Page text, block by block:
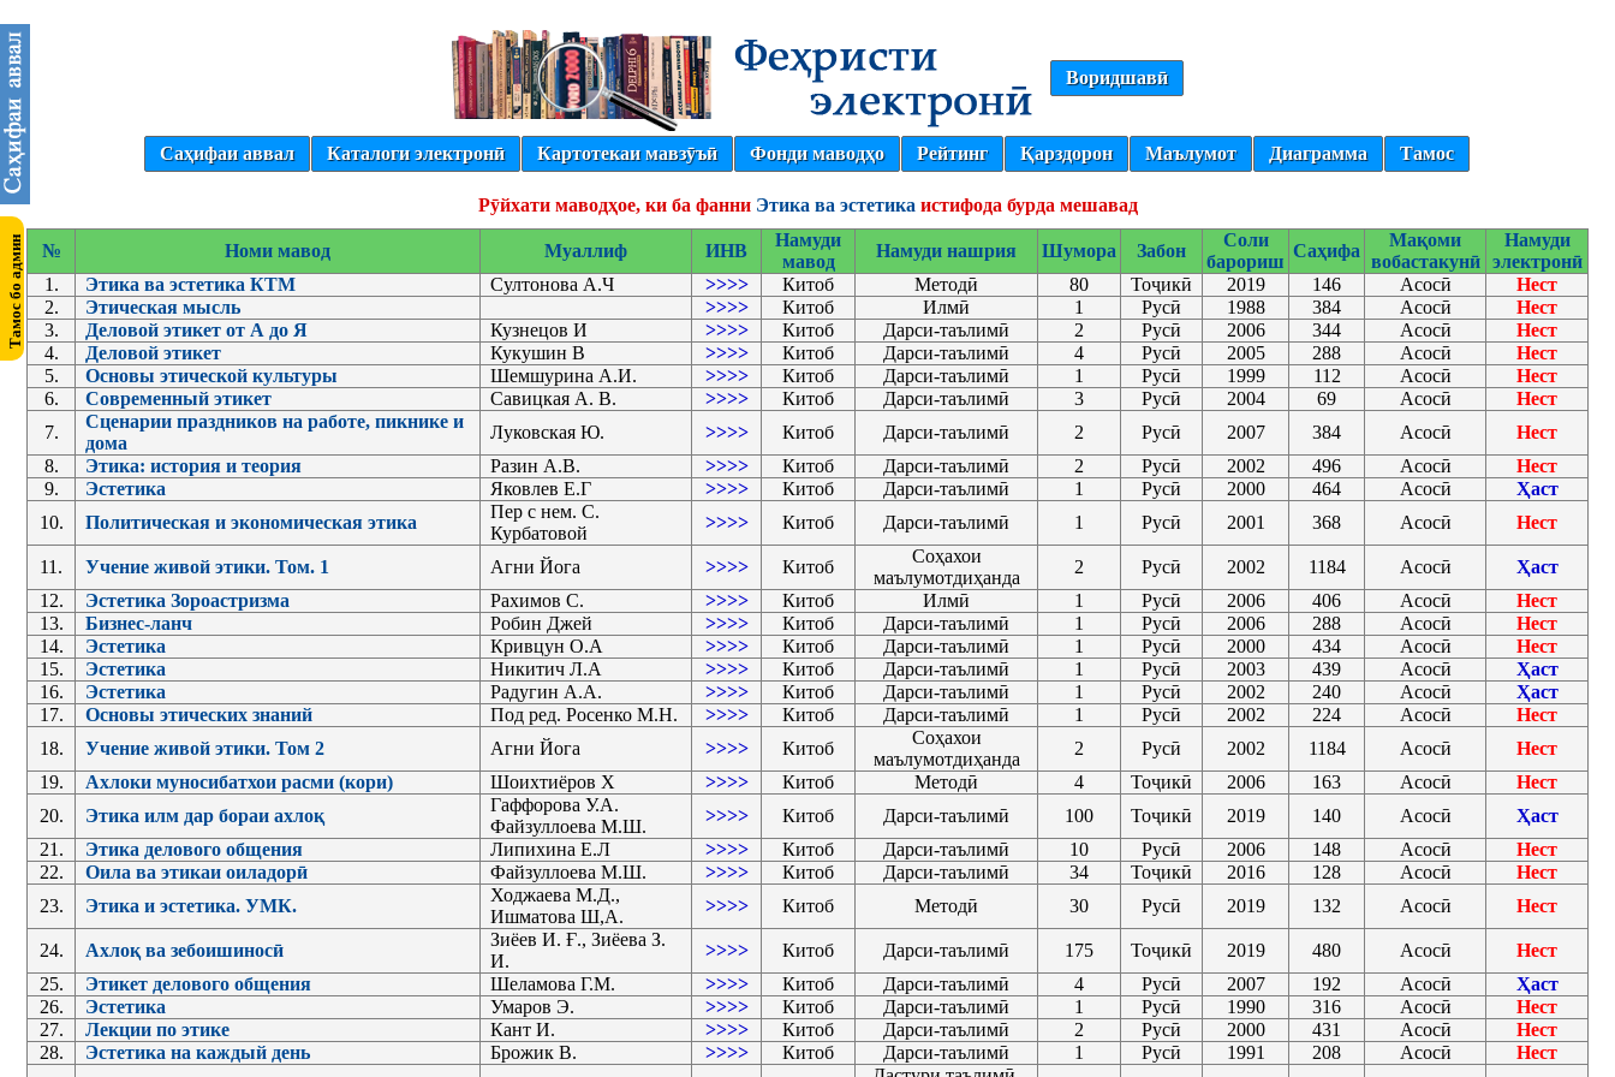
Воридшавӣ
Саҳифаи аввал Каталоги электронӣ Картотекаи мавзӯъӣ Фонди маводҳо Рейтинг Қарздорон Маълумот Диаграмма Тамос
Рӯйхати маводҳое, ки ба фанни Этика ва эстетика истифода бурда мешавад
№ Номи мавод Муаллиф ИНВ
Намуди
мавод
Намуди нашрия Шумора Забон
Соли
барориш
Саҳифа
Мақоми
вобастакунӣ
Намуди
электронӣ
1.
Этика ва эстетика КТМ Султонова А.Ч >>>> Китоб Методӣ 80 Тоҷикӣ 2019 146 Асосӣ
Нест
2.
Этическая мысль >>>> Китоб Илмӣ 1 Русӣ 1988 384 Асосӣ
Нест
3.
Деловой этикет от А до Я Кузнецов И >>>> Китоб Дарси-таълимӣ 2 Русӣ 2006 344 Асосӣ
Нест
4.
Деловой этикет Кукушин В >>>> Китоб Дарси-таълимӣ 4 Русӣ 2005 288 Асосӣ
Нест
5.
Основы этической культуры Шемшурина А.И. >>>> Китоб Дарси-таълимӣ 1 Русӣ 1999 112 Асосӣ
Нест
6.
Современный этикет Савицкая А. В. >>>> Китоб Дарси-таълимӣ 3 Русӣ 2004 69 Асосӣ
Нест
7.
Сценарии праздников на работе, пикнике и
дома
Луковская Ю. >>>> Китоб Дарси-таълимӣ 2 Русӣ 2007 384 Асосӣ
Нест
8.
Этика: история и теория Разин А.В. >>>> Китоб Дарси-таълимӣ 2 Русӣ 2002 496 Асосӣ
Нест
9.
Эстетика Яковлев Е.Г >>>> Китоб Дарси-таълимӣ 1 Русӣ 2000 464 Асосӣ
Ҳаст
10.
Политическая и экономическая этика
Пер с нем. С.
Курбатовой
>>>> Китоб Дарси-таълимӣ 1 Русӣ 2001 368 Асосӣ Нест
11. Учение живой этики. Том. 1 Агни Йога >>>> Китоб
Соҳахои
маълумотдиҳанда
2 Русӣ 2002 1184 Асосӣ
Ҳаст
12.
Эстетика Зороастризма Рахимов С. >>>> Китоб Илмӣ 1 Русӣ 2006 406 Асосӣ
Нест
13.
Бизнес-ланч Робин Джей >>>> Китоб Дарси-таълимӣ 1 Русӣ 2006 288 Асосӣ
Нест
14.
Эстетика Кривцун О.А >>>> Китоб Дарси-таълимӣ 1 Русӣ 2000 434 Асосӣ
Нест
15.
Эстетика Никитич Л.А >>>> Китоб Дарси-таълимӣ 1 Русӣ 2003 439 Асосӣ
Ҳаст
16.
Эстетика Радугин А.А. >>>> Китоб Дарси-таълимӣ 1 Русӣ 2002 240 Асосӣ
Ҳаст
17.
Основы этических знаний Под ред. Росенко М.Н. >>>> Китоб Дарси-таълимӣ 1 Русӣ 2002 224 Асосӣ
Нест
18.
Учение живой этики. Том 2 Агни Йога >>>> Китоб
Соҳахои
маълумотдиҳанда
2 Русӣ 2002 1184 Асосӣ
Нест
19.
Ахлоки муносибатхои расми (кори) Шоихтиёров Х >>>> Китоб Методӣ 4 Тоҷикӣ 2006 163 Асосӣ
Нест
20.
Этика илм дар бораи ахлоқ
Гаффорова У.А.
Файзуллоева М.Ш.
>>>> Китоб Дарси-таълимӣ 100 Тоҷикӣ 2019 140 Асосӣ
Ҳаст
21.
Этика делового общения Липихина Е.Л >>>> Китоб Дарси-таълимӣ 10 Русӣ 2006 148 Асосӣ
Нест
22.
Оила ва этикаи оиладорӣ Файзуллоева М.Ш. >>>> Китоб Дарси-таълимӣ 34 Тоҷикӣ 2016 128 Асосӣ
Нест
23.
Этика и эстетика. УМК.
Ходжаева М.Д.,
Ишматова Ш,А.
>>>> Китоб Методӣ 30 Русӣ 2019 132 Асосӣ Нест
24. Ахлоқ ва зебоишиносӣ
Зиёев И. Ғ., Зиёева З.
И.
>>>> Китоб Дарси-таълимӣ 175 Тоҷикӣ 2019 480 Асосӣ
Нест
25.
Этикет делового общения Шеламова Г.М. >>>> Китоб Дарси-таълимӣ 4 Русӣ 2007 192 Асосӣ
Ҳаст
26.
Эстетика Умаров Э. >>>> Китоб Дарси-таълимӣ 1 Русӣ 1990 316 Асосӣ
Нест
27.
Лекции по этике Кант И. >>>> Китоб Дарси-таълимӣ 2 Русӣ 2000 431 Асосӣ
Нест
28.
Эстетика на каждый день Брожик В. >>>> Китоб Дарси-таълимӣ 1 Русӣ 1991 208 Асосӣ
Нест